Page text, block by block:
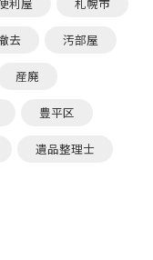
去 汚部屋
産廃
豊平区
遺品整理士